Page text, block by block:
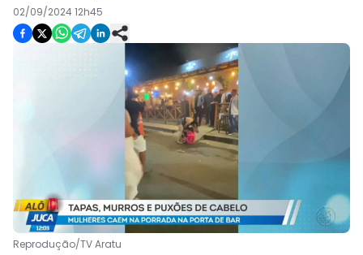
02/09/2024 12h45
Reprodução/TV Aratu